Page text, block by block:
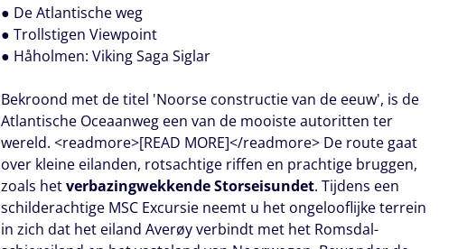
● De Atlantische weg
● Trollstigen Viewpoint
● Håholmen: Viking Saga Siglar
Bekroond met de titel 'Noorse constructie van de eeuw', is de
Atlantische Oceaanweg een van de mooiste autoritten ter
wereld. <readmore>[READ MORE]</readmore> De route gaat
over kleine eilanden, rotsachtige riffen en prachtige bruggen,
zoals hetverbazingwekkende Storseisundet. Tijdens een
schilderachtige MSC Excursie neemt u het ongelooflijke terrein
in zich dat het eiland Averøy verbindt met het Romsdal-